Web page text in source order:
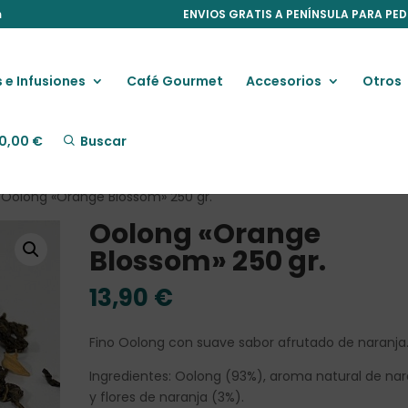
ENVIOS GRATIS A PENÍNSULA PARA
e Infusiones Café Gourmet Accesorios Otros
0,00 € Buscar
«Orange Blossom» 250 gr.
Oolong «Orange
Blossom» 250 gr.
13,90 €
Fino Oolong con suave sabor afrutado de
Ingredientes: Oolong (93%), aroma natural de
y flores de naranja (3%).